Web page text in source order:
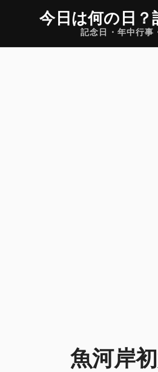
今日は何の日 ？
記念日・年中行事
魚河岸